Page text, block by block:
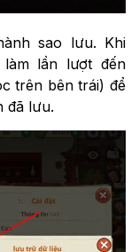
sao lưu. Khi
lần lượt đến
trên bên trái) để
đã lưu.